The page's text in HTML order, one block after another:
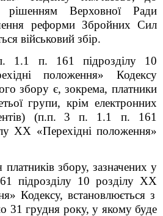
рішенням Верховної Ради
реформи Збройних Сил
військовий збір.
1.1 п. 161
підрозділу 10
положення» Кодексу
збору є, зокрема, платники
групи, крім електронних
(п.п.
3 п. 1.1 п. 161
XX «Перехідні положення»
платників збору, зазначених у
1 підрозділу 10 розділу XX
Кодексу, встановлюється з
31 грудня року, у якому буде